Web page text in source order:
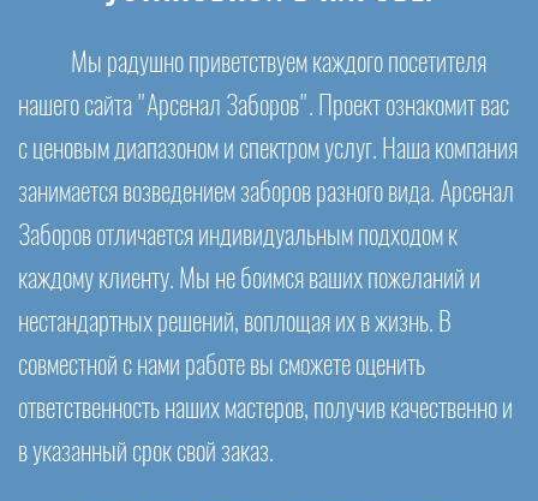
Мы радушно приветствуем каждого посетителя
нашего сайта "Арсенал Заборов". Проект ознакомит вас
с ценовым диапазоном и спектром услуг. Наша компания
занимается возведением заборов разного вида. Арсенал
Заборов отличается индивидуальным подходом к
каждому клиенту. Мы не боимся ваших пожеланий и
нестандартных решений, воплощая их в жизнь. В
совместной с нами работе вы сможете оценить
ответственность наших мастеров, получив качественно и
в указанный срок свой заказ.